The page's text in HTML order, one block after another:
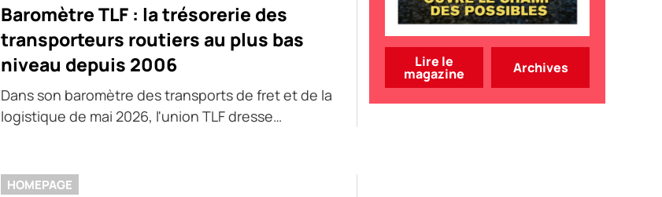
Baromètre TLF : la trésorerie des
transporteurs routiers au plus bas
niveau depuis 2006
Dans son baromètre des transports de fret et de la
logistique de mai 2026, l'union TLF dresse…
Lire le
magazine Archives
HOMEPAGE